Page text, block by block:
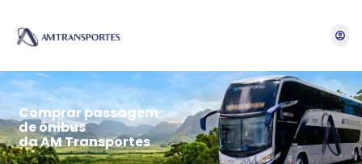
account_circle
Comprar passagem
de ônibus
da AM Transportes